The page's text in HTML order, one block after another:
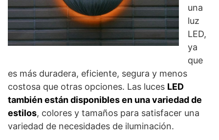
una
luz
LED,
ya
que
es más duradera, eficiente, segura y menos
costosa que otras opciones. Las luces LED
también están disponibles en una variedad de
estilos, colores y tamaños para satisfacer una
variedad de necesidades de iluminación.